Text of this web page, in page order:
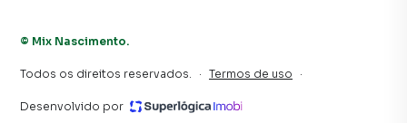
© Mix Nascimento.
Todos os direitos reservados. · Termos de uso ·
Desenvolvido por